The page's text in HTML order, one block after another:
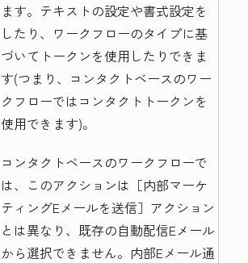
ます。 テキストの設定や書式設定を
したり、ワークフローのタイプに基
づいてトークンを使用したりできま
す(つまり、コンタクトベースのワー
クフローではコンタクトトークンを
使用できます)。
コンタクトベースのワークフローで
は、このアクションは ［内部マーケ
ティングEメールを送信］アクション
とは異なり、既存の自動配信Eメール
から選択できません。内部Eメール通